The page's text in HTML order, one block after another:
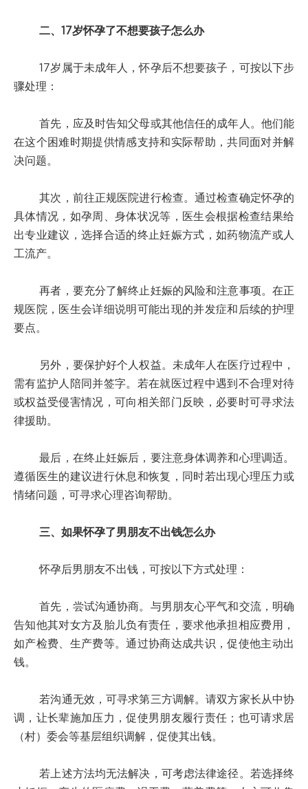
二、17岁怀孕了不想要孩子怎么办
17岁属于未成年人，怀孕后不想要孩子，可按以下步
骤处理：
首先，应及时告知父母或其他信任的成年人。他们能
在这个困难时期提供情感支持和实际帮助，共同面对并解
决问题。
其次，前往正规医院进行检查。通过检查确定怀孕的
具体情况，如孕周、身体状况等，医生会根据检查结果给
出专业建议，选择合适的终止妊娠方式，如药物流产或人
工流产。
再者，要充分了解终止妊娠的风险和注意事项。在正
规医院，医生会详细说明可能出现的并发症和后续的护理
要点。
另外，要保护好个人权益。未成年人在医疗过程中，
需有监护人陪同并签字。若在就医过程中遇到不合理对待
或权益受侵害情况，可向相关部门反映，必要时可寻求法
律援助。
最后，在终止妊娠后，要注意身体调养和心理调适。
遵循医生的建议进行休息和恢复，同时若出现心理压力或
情绪问题，可寻求心理咨询帮助。
三、如果怀孕了男朋友不出钱怎么办
怀孕后男朋友不出钱，可按以下方式处理：
首先，尝试沟通协商。与男朋友心平气和交流，明确
告知他其对女方及胎儿负有责任，要求他承担相应费用，
如产检费、生产费等。通过协商达成共识，促使他主动出
钱。
若沟通无效，可寻求第三方调解。请双方家长从中协
调，让长辈施加压力，促使男朋友履行责任；也可请求居
（村）委会等基层组织调解，促使其出钱。
若上述方法均无法解决，可考虑法律途径。若选择终